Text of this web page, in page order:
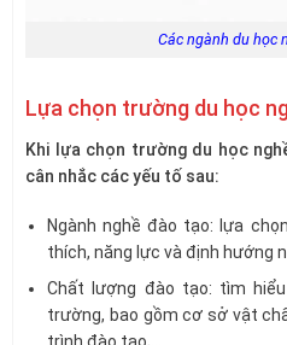
Các ngành du học
Lựa chọn trường du học
Khi lựa chọn trường du học
cân nhắc các yếu tố sau:
Ngành nghề đào tạo: lựa
thích, năng lực và định hướng
Chất lượng đào tạo: tìm
trường, bao gồm cơ sở vật